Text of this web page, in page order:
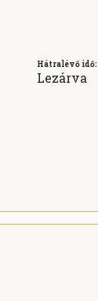
Hátralévő idő:
Lezárva